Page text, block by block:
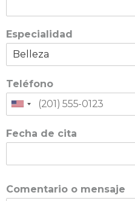
Especialidad
Teléfono
Fecha de cita
Comentario o mensaje